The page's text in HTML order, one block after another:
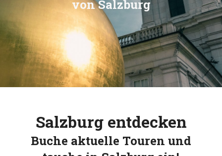
von Salzburg
Salzburg entdecken
Buche aktuelle Touren und